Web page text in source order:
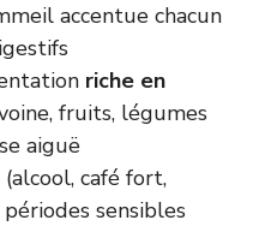
accentue chacun
riche en
fruits, légumes
aiguë
café fort,
sensibles